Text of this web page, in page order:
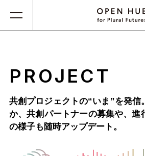
PROJECT
共創プロジェクトの“いま”を発信
か、共創パートナーの募集や、進
の様子も随時アップデート。